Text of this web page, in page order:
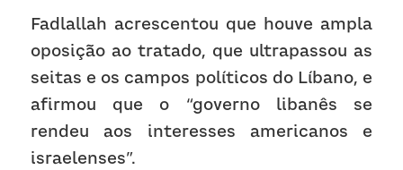
Fadlallah acrescentou que houve ampla
oposição ao tratado, que ultrapassou as
seitas e os campos políticos do Líbano, e
afirmou que o “governo libanês se
rendeu aos interesses americanos e
israelenses”.